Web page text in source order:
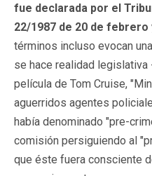
fue declarada por el
22/1987 de 20 de febrero
términos incluso evocan
se hace realidad
película de Tom Cruise,
aguerridos agentes
había denominado "pre-
comisión persiguiendo al
que éste fuera consciente